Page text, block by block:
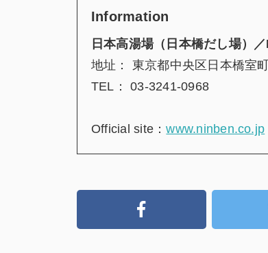
Information
日本高湯場（ 日本橋だし場）／
地址： 東京都中央区日本橋室
TEL： 03-3241-0968
Official site：www.ninben.co.jp